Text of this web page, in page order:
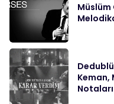
Müslüm
Keman,
Notaları